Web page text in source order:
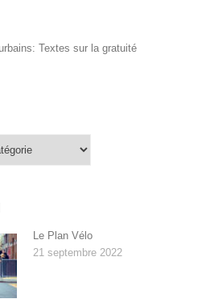
Le Plan Vélo
21 septembre 2022